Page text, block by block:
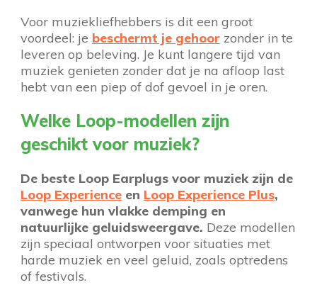
Voor muziekliefhebbers is dit een groot
voordeel: je beschermt je gehoor zonder in te
leveren op beleving. Je kunt langere tijd van
muziek genieten zonder dat je na afloop last
hebt van een piep of dof gevoel in je oren.
Welke Loop-modellen zijn
geschikt voor muziek?
De beste Loop Earplugs voor muziek zijn de
Loop Experience en Loop Experience Plus,
vanwege hun vlakke demping en
natuurlijke geluidsweergave. Deze modellen
zijn speciaal ontworpen voor situaties met
harde muziek en veel geluid, zoals optredens
of festivals.